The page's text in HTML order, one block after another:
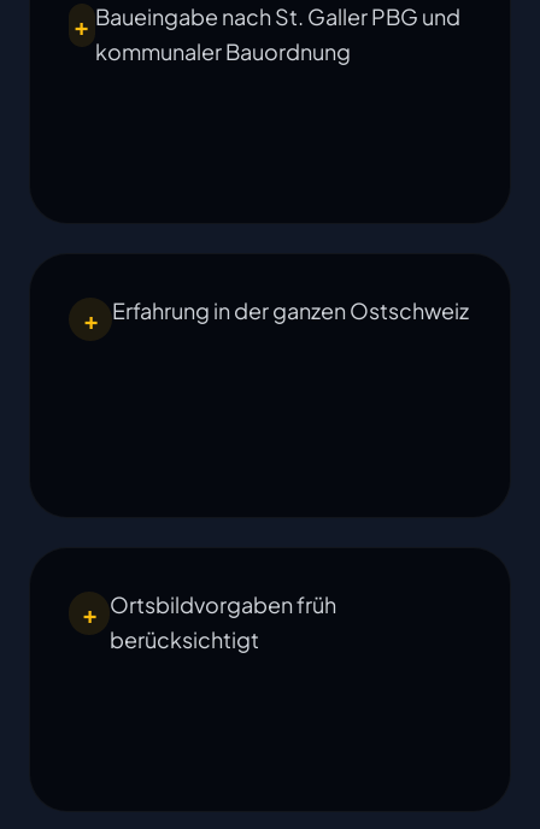
+ Baueingabe nach St. Galler PBG und
kommunaler Bauordnung
+ Erfahrung in der ganzen Ostschweiz
+ Ortsbildvorgaben früh
berücksichtigt